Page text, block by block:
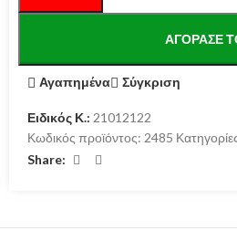
ΑΓΌΡΑΣΕ
Αγαπημένα Σύγκριση
Ειδικός Κ.: 21012122
Κωδικός προϊόντος: 2485
Share: